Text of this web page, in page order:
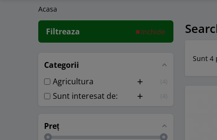
Acasa
Filtreaza Inchide
Categorii
Agricultura
Toggle child
4
Sunt interesat de: Toggle child
4
Preț
Sunt 4